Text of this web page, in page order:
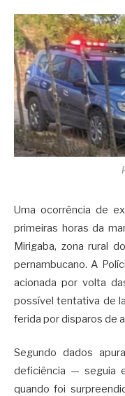
Uma ocorrência de
primeiras horas da
Mirigaba, zona rural
pernambucano. A
acionada por volta
possível tentativa de
ferida por disparos de
Segundo dados
deficiência — seguia
quando foi